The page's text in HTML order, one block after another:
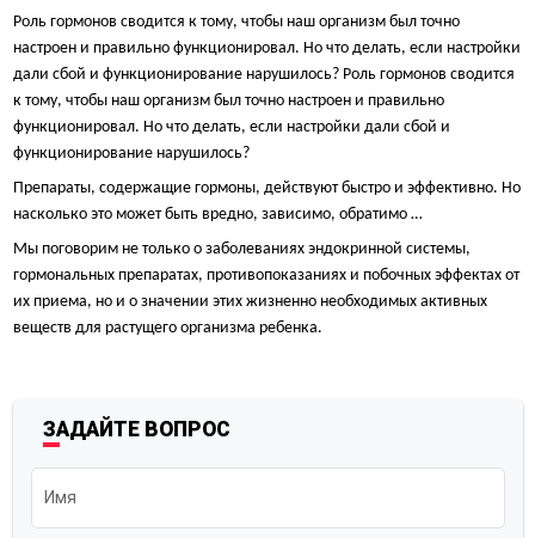
Роль гормонов сводится к тому, чтобы наш организм был точно
настроен и правильно функционировал. Но что делать, если настройки
дали сбой и функционирование нарушилось? Роль гормонов сводится
к тому, чтобы наш организм был точно настроен и правильно
функционировал. Но что делать, если настройки дали сбой и
функционирование нарушилось?
Препараты, содержащие гормоны, действуют быстро и эффективно. Но
насколько это может быть вредно, зависимо, обратимо …
Мы поговорим не только о заболеваниях эндокринной системы,
гормональных препаратах, противопоказаниях и побочных эффектах от
их приема, но и о значении этих жизненно необходимых активных
веществ для растущего организма ребенка.
ЗАДАЙТЕ ВОПРОС
Имя